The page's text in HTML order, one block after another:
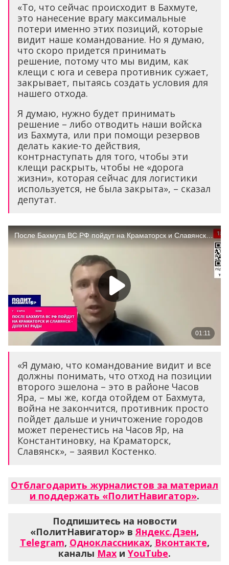
«То, что сейчас происходит в Бахмуте,
это нанесение врагу максимальные
потери именно этих позиций, которые
видит наше командование. Но я думаю,
что скоро придется принимать
решение, потому что мы видим, как
клещи с юга и севера противник сужает,
закрывает, пытаясь создать условия для
нашего отхода.
Я думаю, нужно будет принимать
решение – либо отводить наши войска
из Бахмута, или при помощи резервов
делать какие-то действия,
контрнаступать для того, чтобы эти
клещи раскрыть, чтобы не «дорога
жизни», которая сейчас для логистики
используется, не была закрыта», – сказал
депутат.
«Я думаю, что командование видит и все
должны понимать, что отход на позиции
второго эшелона – это в районе Часов
Яра, – мы же, когда отойдем от Бахмута,
война не закончится, противник просто
пойдет дальше и уничтожение городов
может перенестись на Часов Яр, на
Константиновку, на Краматорск,
Славянск», – заявил Костенко.
Отблагодарить журналистов за материал
и поддержать «ПолитНавигатор».
Подпишитесь на новости
«ПолитНавигатор» вЯндекс.Дзен,
Telegram, Одноклассниках, Вконтакте,
каналы Max и YouTube.